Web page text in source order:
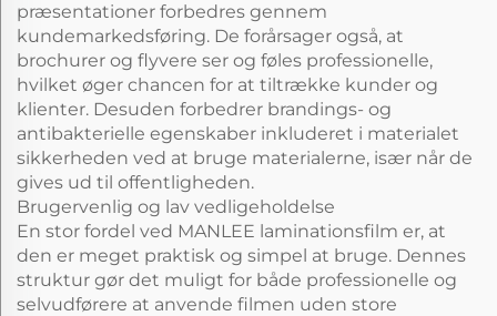
præsentationer forbedres gennem
kundemarkedsføring. De forårsager også, at
brochurer og flyvere ser og føles professionelle,
hvilket øger chancen for at tiltrække kunder og
klienter. Desuden forbedrer brandings- og
antibakterielle egenskaber inkluderet i materialet
sikkerheden ved at bruge materialerne, især når de
gives ud til offentligheden.
Brugervenlig og lav vedligeholdelse
En stor fordel ved MANLEE laminationsfilm er, at
den er meget praktisk og simpel at bruge. Dennes
struktur gør det muligt for både professionelle og
selvudførere at anvende filmen uden store